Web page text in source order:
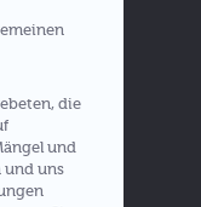
die
und
und uns